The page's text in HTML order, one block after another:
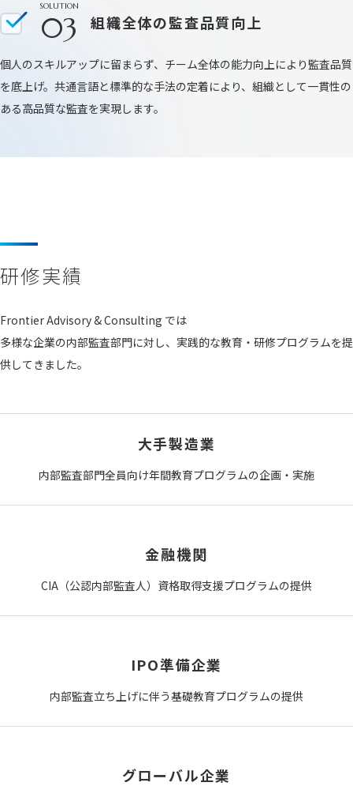
SOLUTION
03 組織全体の監査品質向上
個人のスキルアップに留まらず、チーム全体の能力向上により監査品質
を底上げ。共通言語と標準的な手法の定着により、組織として一貫性の
ある高品質な監査を実現します。
研修実績
Frontier Advisory & Consulting では
多様な企業の内部監査部門に対し、実践的な教育・研修プログラムを提
供してきました。
大手製造業
内部監査部門全員向け年間教育プログラムの企画・実施
金融機関
CIA（公認内部監査人）資格取得支援プログラムの提供
IPO準備企業
内部監査立ち上げに伴う基礎教育プログラムの提供
グローバル企業